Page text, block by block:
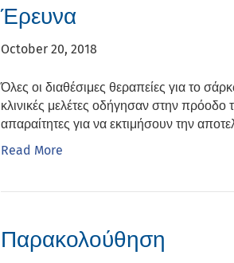
Έρευνα
October 20, 2018
Όλες οι διαθέσιμες θεραπείες για το
κλινικές μελέτες οδήγησαν στην πρόοδο
απαραίτητες για να εκτιμήσουν την
Read More
Παρακολούθηση